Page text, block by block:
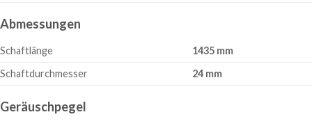
Abmessungen
Schaftlänge
1435 mm
Schaftdurchmesser
24 mm
Geräuschpegel